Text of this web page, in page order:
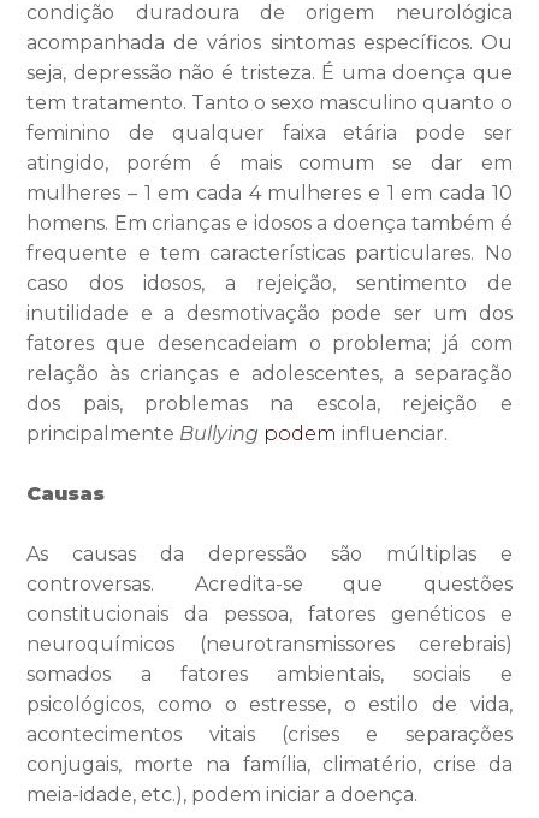
condição duradoura de origem neurológica
acompanhada de vários sintomas específicos. Ou
seja, depressão não é tristeza. É uma doença que
tem tratamento. Tanto o sexo masculino quanto o
feminino de qualquer faixa etária pode ser
atingido, porém é mais comum se dar em
mulheres – 1 em cada 4 mulheres e 1 em cada 10
homens. Em crianças e idosos a doença também é
frequente e tem características particulares. No
caso dos idosos, a rejeição, sentimento de
inutilidade e a desmotivação pode ser um dos
fatores que desencadeiam o problema; já com
relação às crianças e adolescentes, a separação
dos pais, problemas na escola, rejeição e
principalmente Bullying podem influenciar.
Causas
As causas da depressão são múltiplas e
controversas. Acredita-se que
questões
constitucionais da pessoa, fatores genéticos e
neuroquímicos (neurotransmissores cerebrais)
somados a fatores ambientais, sociais e
psicológicos, como o estresse, o estilo de vida,
acontecimentos vitais (crises e separações
conjugais, morte na família, climatério, crise da
meia-idade, etc.), podem iniciar a doença.